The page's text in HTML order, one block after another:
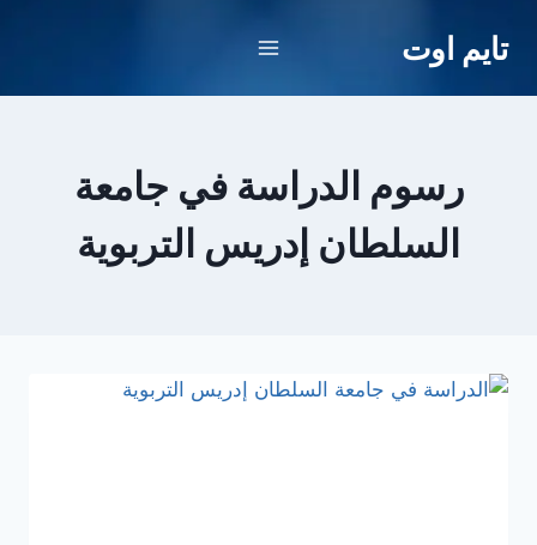
تايم اوت
رسوم الدراسة في جامعة
السلطان إدريس التربوية